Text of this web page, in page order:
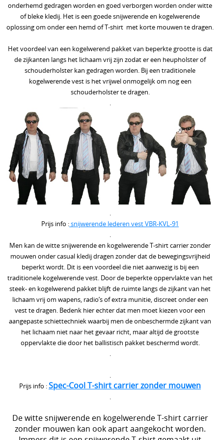
Website vbrbelgium Octrooi Technologie
==================
Terreurdreiging 2024 Wagner terreuraanslag op
NATO landen
Terreurdreiging 2020
Zelfverdediging tegen mesaanvallen
Terreurdreiging Nieuwjaar 2018-2019
Snijwerende kledij doorsnijden door hulpdiensten
Beschermende kledij voor hulpdiensten
kogelvrije vesten te koop belgie
Kogelvrij - kogelwerend vest tegen TT 33 Tokarev
Snijwerende en kogelwerende T-shirt carriers
Steekpartij forum update
Info kogelwerende vesten voor politieagenten
Beschermende kledij tegen terreuraanslagen
Overleven in Oekraïne voor Benelux burgers
Kogelwerende vesten Ukraine / Oekraïne
===================
Slovaaks - Slovenský
Tsjechisch - český
Sloveens - Slovenski
onderhemd gedragen worden en goed verborgen worden onder witte
of bleke kledij. Het is een goede snijwerende en kogelwerende
oplossing om onder een hemd of T-shirt met korte mouwen te dragen.
Het voordeel van een kogelwerend pakket van beperkte grootte is dat
de zijkanten langs het lichaam vrij zijn zodat er een heupholster of
schouderholster kan gedragen worden. Bij een traditionele
kogelwerende vest is het vrijwel onmogelijk om nog een
schouderholster te dragen.
.
.
Prijs info :snijwerende lederen vest VBR-KVL-91
.
Men kan de witte snijwerende en kogelwerende T-shirt carrier zonder
mouwen onder casual kledij dragen zonder dat de bewegingsvrijheid
beperkt wordt. Dit is een voordeel die niet aanwezig is bij een
traditionele kogelwerende vest. Door de beperkte oppervlakte van het
steek- en kogelwerend pakket blijft de ruimte langs de zijkant van het
lichaam vrij om wapens, radio’s of extra munitie, discreet onder een
vest te dragen. Bedenk hier echter dat men moet kiezen voor een
aangepaste schiettechniek waarbij men de onbeschermde zijkant van
het lichaam niet naar het gevaar richt, maar altijd de grootste
oppervlakte die door het ballistisch pakket beschermd wordt.
.
.
Prijs info :Spec-Cool T-shirt carrier zonder mouwen
.
De witte snijwerende en kogelwerende T-shirt carrier
zonder mouwen kan ook apart aangekocht worden.